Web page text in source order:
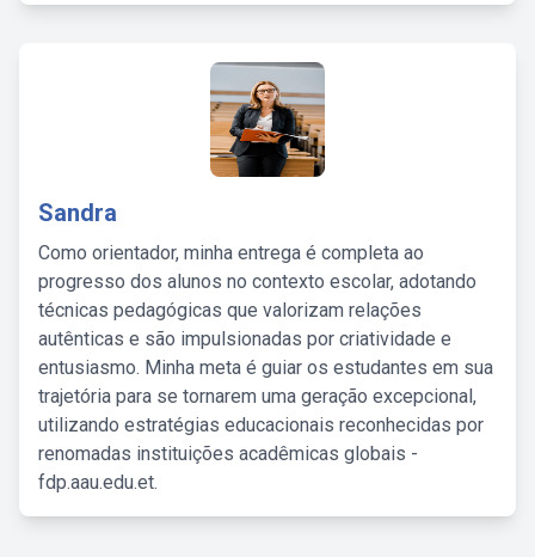
Sandra
Como orientador, minha entrega é completa ao
progresso dos alunos no contexto escolar, adotando
técnicas pedagógicas que valorizam relações
autênticas e são impulsionadas por criatividade e
entusiasmo. Minha meta é guiar os estudantes em sua
trajetória para se tornarem uma geração excepcional,
utilizando estratégias educacionais reconhecidas por
renomadas instituições acadêmicas globais -
fdp.aau.edu.et.